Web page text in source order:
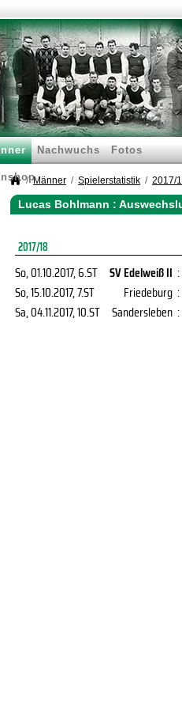
Nachwuchs Fotos
Männer Spielerstatistik 2017/
Lucas Bohlmann :
2017/18
So, 01.10.2017, 6.ST SV Edelweiß II :
So, 15.10.2017, 7.ST Friedeburg :
Sa, 04.11.2017, 10.ST Sandersleben :